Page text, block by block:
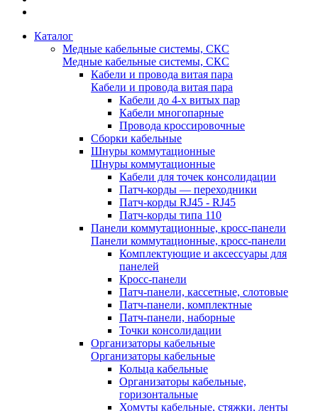
Каталог
Медные кабельные системы, СКС
Медные кабельные системы, СКС
Кабели и провода витая пара
Кабели и провода витая пара
Кабели до 4-х витых пар
Кабели многопарные
Провода кроссировочные
Сборки кабельные
Шнуры коммутационные
Шнуры коммутационные
Кабели для точек консолидации
Патч-корды — переходники
Патч-корды RJ45 - RJ45
Патч-корды типа 110
Панели коммутационные, кросс-панели
Панели коммутационные, кросс-панели
Комплектующие и аксессуары для
панелей
Кросс-панели
Патч-панели, кассетные, слотовые
Патч-панели, комплектные
Патч-панели, наборные
Точки консолидации
Организаторы кабельные
Организаторы кабельные
Кольца кабельные
Организаторы кабельные,
горизонтальные
Хомуты кабельные, стяжки, ленты